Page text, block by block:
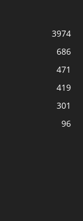
3974
686
471
419
301
96